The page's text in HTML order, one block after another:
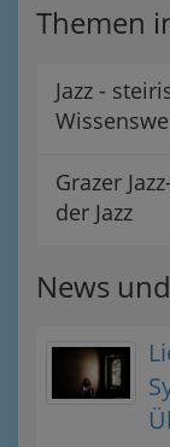
Themen
Jazz -
Grazer
der Jazz
News